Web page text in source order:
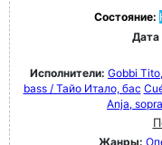
Состояние:
Дата
Исполнители: Gobbi
bass / Тайо Итало, бас
Anja,
Жанры: